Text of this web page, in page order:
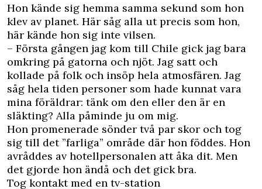
Hon kände sig hemma samma sekund som hon
klev av planet. Här såg alla ut precis som hon,
här kände hon sig inte vilsen.
– Första gången jag kom till Chile gick jag bara
omkring på gatorna och njöt. Jag satt och
kollade på folk och insöp hela atmosfären. Jag
såg hela tiden personer som hade kunnat vara
mina föräldrar: tänk om den eller den är en
släkting? Alla påminde ju om mig.
Hon promenerade sönder två par skor och tog
sig till det ”farliga” område där hon föddes. Hon
avråddes av hotellpersonalen att åka dit. Men
det gjorde hon ändå och det gick bra.
Tog kontakt med en tv-station